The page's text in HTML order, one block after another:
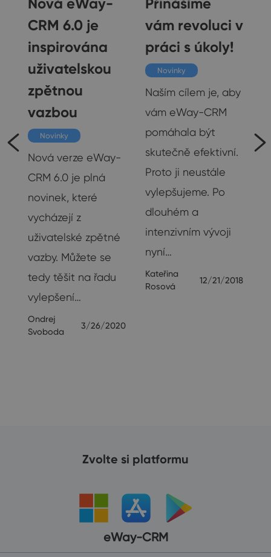
Nová eWay-
CRM 6.0 je
inspirována
uživatelskou
zpětnou
vazbou
Novinky
Nová verze eWay-
CRM 6.0 je plná
novinek, které
vycházejí z
uživatelské zpětné
vazby. Můžete se
tedy těšit na řadu
vylepšení…
Ondrej
Svoboda
3/26/2020
Přinášíme
vám revoluci v
práci s úkoly!
Novinky
Naším cílem je, aby
vám eWay-CRM
pomáhala být
skutečně efektivní.
Proto ji neustále
vylepšujeme. Po
dlouhém a
intenzivním vývoji
nyní…
Kateřina
Rosová
12/21/2018
Zvolte si platformu
eWay-CRM